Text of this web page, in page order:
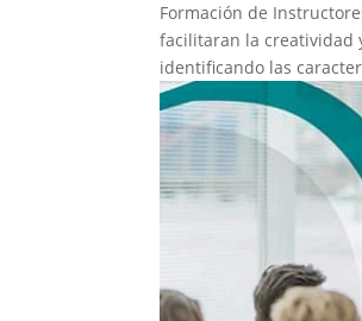
Formación de
facilitaran la creatividad
identificando las